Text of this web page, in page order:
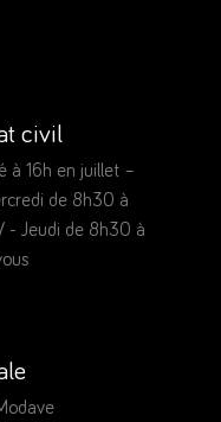
civil
à 16h en juillet –
de 8h30 à
- Jeudi de 8h30 à